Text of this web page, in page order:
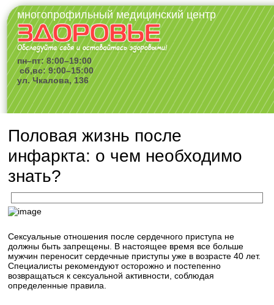
многопрофильный медицинский центр
пн–пт: 8:00–19:00
сб,вс: 9:00–15:00
ул. Чкалова, 136
Половая жизнь после
инфаркта: о чем необходимо
знать?
Сексуальные отношения после сердечного приступа не
должны быть запрещены. В настоящее время все больше
мужчин переносит сердечные приступы уже в возрасте 40 лет.
Специалисты рекомендуют осторожно и постепенно
возвращаться к сексуальной активности, соблюдая
определенные правила.